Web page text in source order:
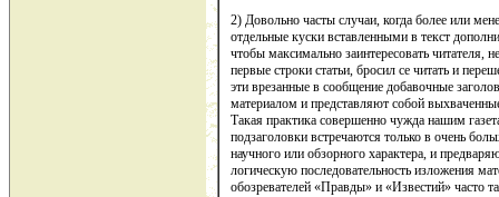
2) Довольно часты случаи, когда более или
отдельные куски вставленными в текст
чтобы максимально заинтересовать чи­тателя,
первые строки статьи, бросил се читать и
эти врезанные в сообщение добавочные
материалом и представляют собой
Такая практика совершенно чужда нашим
подзаголовки встречаются только в очень
научного или обзорного характера, и
логическую по­следовательность изложения
обозревателей «Правды» и «Известий» часто